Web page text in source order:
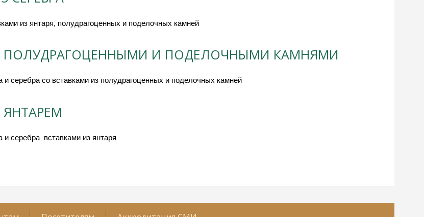
из янтаря, полудрагоценных и поделочных камней
ПОЛУДРАГОЦЕННЫМИ И ПОДЕЛОЧНЫМИ КАМНЯМИ
и серебра со вставками из полудрагоценных и поделочных камней
и серебра  вставками из янтаря